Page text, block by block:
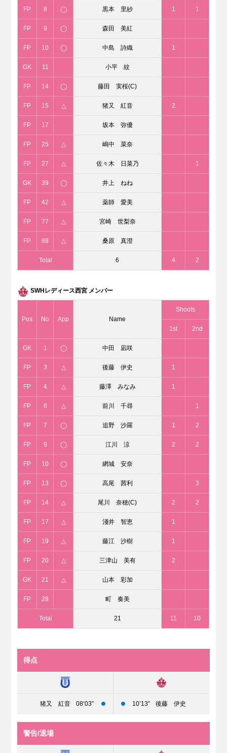
FP 8 ◯ 黒本 里紗 1 1
FP 9 ◯ 森田 美紅
FP 10 ◯ 中島 詩織 1
GK 11 小平 紋
FP 14 ◯ 藤田 実桜(C)
FP 15 △ 猪又 紅音 2
FP 17 坂本 弥優
FP 25 △ 嶋中 菜奈
FP 27 △ 佐々木 日菜乃 1
GK 39 ◯ 井上 ねね
FP 42 △ 薬師 愛美
FP 77 △ 宮崎 世梨奈
FP 88 △ 桑原 真澄
Total 6 4 2
SWHレディース西宮 メンバー
Pos No App Name
Shoots
1st 2nd
GK 1 ◯ 中田 凪咲
FP 3 △ 後藤 伊史 1
FP 4 △ 藤澤 みなみ 1
FP 6 △ 前川 千尋 1
FP 7 ◯ 追野 沙羅 1 2
FP 9 ◯ 江川 涼 2 2
FP 10 ◯ 網城 安奈
FP 13 ◯ 高尾 茜利 3
FP 14 △ 尾川 奈穂(C) 2 2
FP 17 △ 淺井 智恵 1
FP 19 △ 藤江 沙樹 1
FP 20 △ 三津山 美有 2
GK 21 △ 山本 彩加
FP 28 町 奏美
Total 21 11 10
得点
猪又 紅音 08’03” 10’13” 後藤 伊史
警告/退場